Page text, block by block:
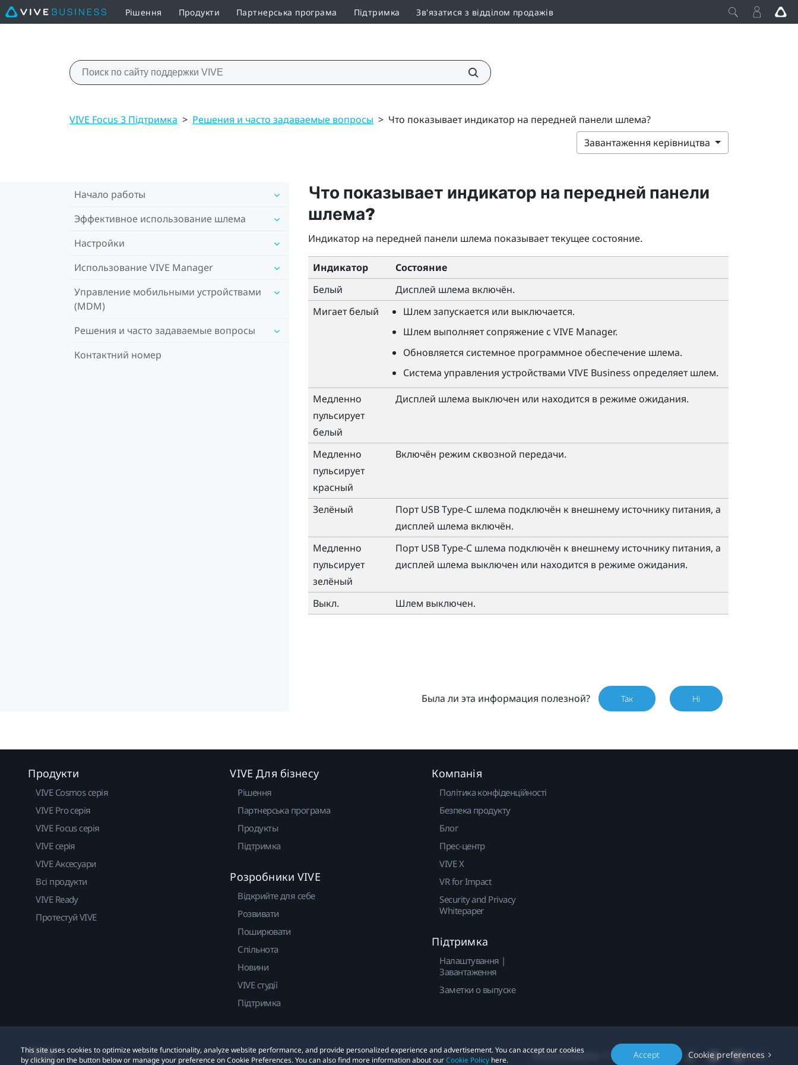
Рішення Продукти Партнерська програма Підтримка Зв'язатися з відділом продажів
VIVE Focus 3 Підтримка > Решения и часто задаваемые вопросы > Что показывает индикатор на передней панели шлема?
Завантаження керівництва
Начало работы
Эффективное использование шлема
Настройки
Использование VIVE Manager
Управление мобильными устройствами
(MDM)
Решения и часто задаваемые вопросы
Контактний номер
Что показывает индикатор на передней панели
шлема?
Индикатор на передней панели шлема показывает текущее состояние.
Индикатор
Состояние
Белый
Дисплей шлема включён.
Мигает белый
Шлем запускается или выключается.
Шлем выполняет сопряжение с VIVE Manager.
Обновляется системное программное обеспечение шлема.
Система управления устройствами VIVE Business определяет шлем.
Медленно
пульсирует
белый
Дисплей шлема выключен или находится в режиме ожидания.
Медленно
пульсирует
красный
Включён режим сквозной передачи.
Зелёный ПортUSB Type-Cшлема подключён к внешнему источнику питания, а
дисплей шлема включён.
Медленно
пульсирует
зелёный
ПортUSB Type-Cшлема подключён к внешнему источнику питания, а
дисплей шлема выключен или находится в режиме ожидания.
Выкл. Шлем выключен.
Была ли эта информация полезной? Так Ні
This site uses cookies to optimize website functionality, analyze website performance, and provide personalized experience and advertisement. You can accept our cookies
by clicking on the button below or manage your preference on Cookie Preferences. You can also find more information about ourCookie Policy here. Accept Cookie preferences
Продукти
VIVE Cosmos серія
VIVE Pro серія
VIVE Focus серія
VIVE серія
VIVE Аксесуари
Всі продукти
VIVE Ready
Протестуй VIVE
VIVE Для бізнесу
Рішення
Партнерська програма
Продукты
Підтримка
Розробники VIVE
Відкрийте для себе
Розвивати
Поширювати
Спільнота
Новини
VIVE студії
Підтримка
Компанія
Політика конфіденційності
Безпека продукту
Блог
Прес-центр
VIVE X
VR for Impact
Security and Privacy
Whitepaper
Підтримка
Налаштування |
Завантаження
Заметки о выпуске
Місцезнаходження:
© 2011-2026 HTC Corporation Правові умови Cookies